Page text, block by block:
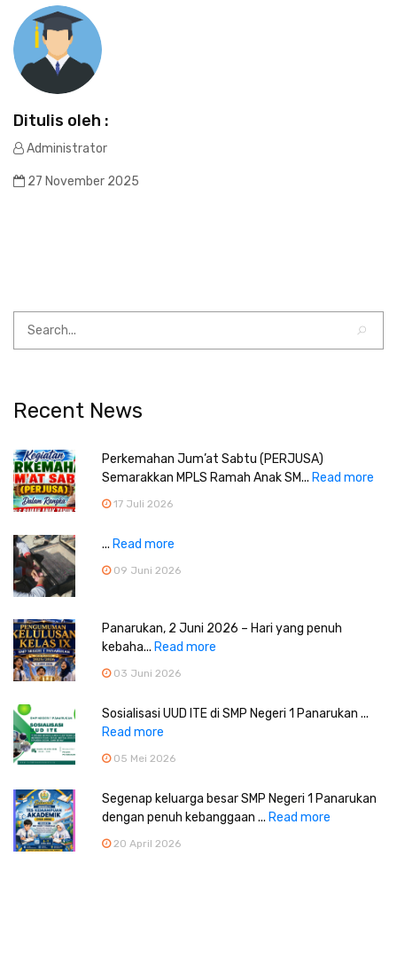
Ditulis oleh :
Administrator
27 November 2025
Recent News
Perkemahan Jum’at Sabtu (PERJUSA)
Semarakkan MPLS Ramah Anak SM... Read more
17 Juli 2026
... Read more
09 Juni 2026
Panarukan, 2 Juni 2026 – Hari yang penuh
kebaha... Read more
03 Juni 2026
Sosialisasi UUD ITE di SMP Negeri 1 Panarukan ...
Read more
05 Mei 2026
Segenap keluarga besar SMP Negeri 1 Panarukan
dengan penuh kebanggaan ... Read more
20 April 2026